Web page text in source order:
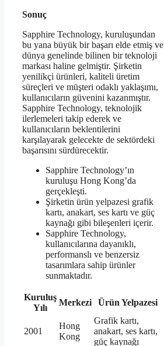
Sonuç
Sapphire Technology, kuruluşundan
bu yana büyük bir başarı elde etmiş ve
dünya genelinde bilinen bir teknoloji
markası haline gelmiştir. Şirketin
yenilikçi ürünleri, kaliteli üretim
süreçleri ve müşteri odaklı yaklaşımı,
kullanıcıların güvenini kazanmıştır.
Sapphire Technology, teknolojik
ilerlemeleri takip ederek ve
kullanıcıların beklentilerini
karşılayarak gelecekte de sektördeki
başarısını sürdürecektir.
Sapphire Technology’ın
kuruluşu Hong Kong’da
gerçekleşti.
Şirketin ürün yelpazesi grafik
kartı, anakart, ses kartı ve güç
kaynağı gibi bileşenleri içerir.
Sapphire Technology,
kullanıcılarına dayanıklı,
performanslı ve benzersiz
tasarımlara sahip ürünler
sunmaktadır.
Kuruluş
Yılı
Merkezi Ürün Yelpazesi
2001
Hong
Kong
Grafik kartı,
anakart, ses kartı,
güç kaynağı